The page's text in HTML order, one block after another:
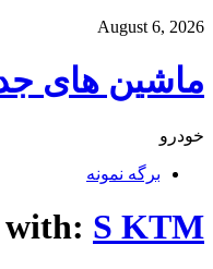
August 6, 2026
ماشین های
خودرو
برگه نمونه
with: S KTM